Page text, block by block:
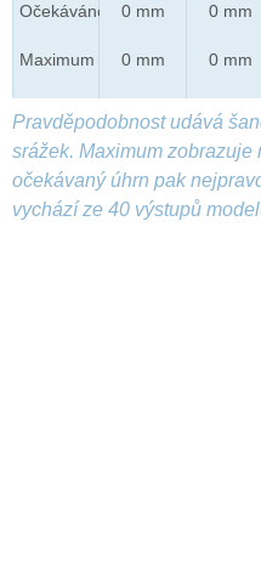
Očekáváno
Maximum
0 mm
0 mm
0 mm
0 mm
Pravděpodobnost udává
srážek. Maximum zobrazuje
očekávaný úhrn pak
vychází ze 40 výstupů